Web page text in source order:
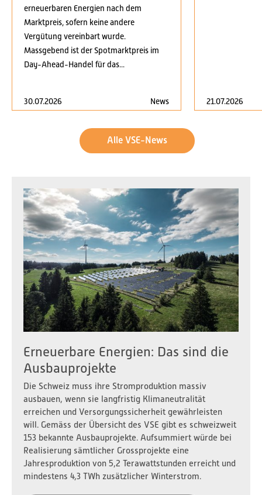
erneuerbaren Energien nach dem
Marktpreis, sofern keine andere
Vergütung vereinbart wurde.
Massgebend ist der Spotmarktpreis im
Day-Ahead-Handel für das...
30.07.2026 News 21.07.2026
Alle VSE-News
Erneuerbare Energien: Das sind die
Ausbauprojekte
Die Schweiz muss ihre Stromproduktion massiv
ausbauen, wenn sie langfristig Klimaneutralität
erreichen und Versorgungssicherheit gewährleisten
will. Gemäss der Übersicht des VSE gibt es schweizweit
153 bekannte Ausbauprojekte. Aufsummiert würde bei
Realisierung sämtlicher Grossprojekte eine
Jahresproduktion von 5,2 Terawattstunden erreicht und
mindestens 4,3 TWh zusätzlicher Winterstrom.